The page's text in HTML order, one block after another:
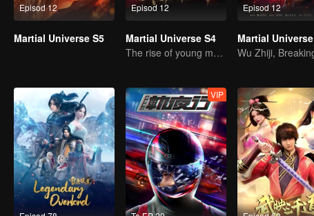
Episod 12
Martial Universe S5
Episod 12
Martial Universe S4
The rise of young men & the reappearance of ancestral symbols
Episod 12
Martial Universe
VIP